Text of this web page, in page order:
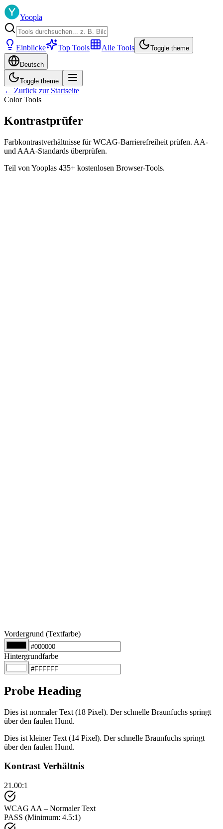
Yoopla
Einblicke Top Tools Alle Tools Toggle theme
Deutsch
Toggle theme
← Zurück zur Startseite
Color Tools
Kontrastprüfer
Farbkontrastverhältnisse für WCAG-Barrierefreiheit prüfen. AA-
und AAA-Standards überprüfen.
Teil von Yooplas 435+ kostenlosen Browser-Tools.
Vordergrund (Textfarbe)
Hintergrundfarbe
Probe Heading
Dies ist normaler Text (18 Pixel). Der schnelle Braunfuchs springt
über den faulen Hund.
Dies ist kleiner Text (14 Pixel). Der schnelle Braunfuchs springt
über den faulen Hund.
Kontrast Verhältnis
21.00:1
WCAG AA – Normaler Text
PASS (Minimum: 4.5:1)